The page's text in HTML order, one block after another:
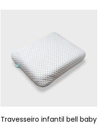
Travesseiro infantil bell baby